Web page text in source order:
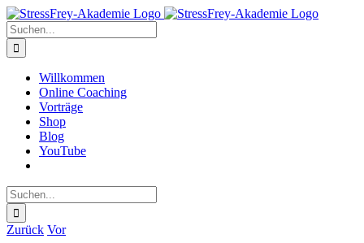
Zum
Inhalt
springen
Suche
nach:
Willkommen
Online Coaching
Vorträge
Shop
Blog
YouTube
Suche
nach:
Zurück Vor